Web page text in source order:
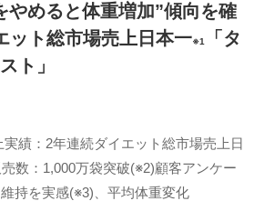
やめると体重増加”傾向を確
ット総市場売上日本一※1
「タ
ト」
実績：2年連続ダイエット総市場売上日
数：1,000万袋突破(※2)顧客アンケー
持を実感(※3)、平均体重変化